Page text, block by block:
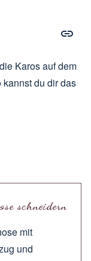
Karos auf dem
kannst du dir das
schneidern
mit
und